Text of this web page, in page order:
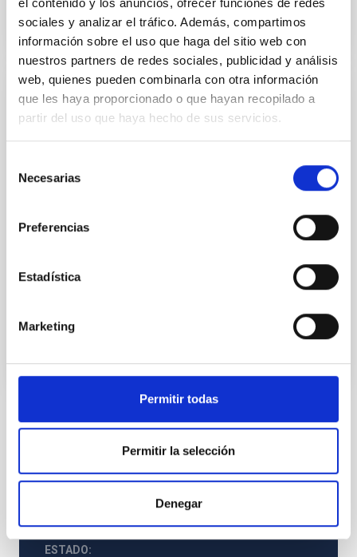
el contenido y los anuncios, ofrecer funciones de redes
sociales y analizar el tráfico. Además, compartimos
información sobre el uso que haga del sitio web con
nuestros partners de redes sociales, publicidad y análisis
web, quienes pueden combinarla con otra información
que les haya proporcionado o que hayan recopilado a
partir del uso que haya hecho de sus servicios.
Necesarias
Preferencias
Estadística
Marketing
Permitir todas
Permitir la selección
Denegar
Exoplanetas y Astrobiología
exoplanetas), convirtiéndose en uno de los campos
numerosos de nuevos exoplanetas y los últimos
Enric
VIGENCIA
ÁMBITO
NACIONAL
TIPO DE FINANCIACIÓN
PÚBLICA
ESTADO